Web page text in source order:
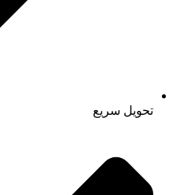
تحویل سریع